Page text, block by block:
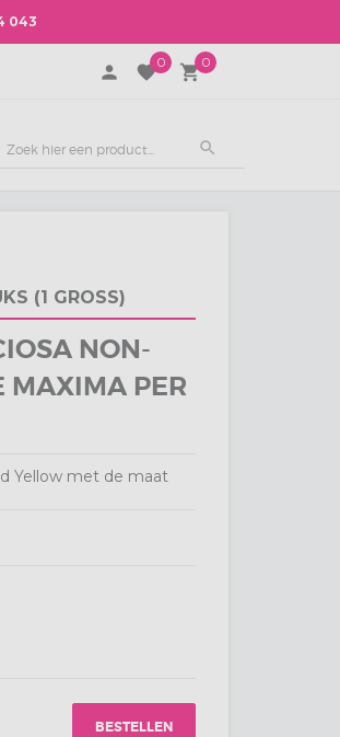
043
local_grocery_store0
favorite0
person
search
(1 GROSS)
NON-
MAXIMA PER
Yellow met de maat
BESTELLEN